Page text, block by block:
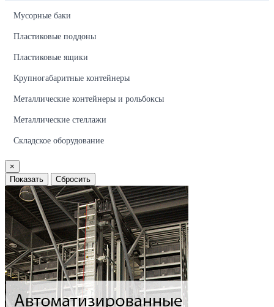
Мусорные баки
Пластиковые поддоны
Пластиковые ящики
Крупногабаритные контейнеры
Металлические контейнеры и рольбоксы
Металлические стеллажи
Складское оборудование
×
Показать
Сбросить